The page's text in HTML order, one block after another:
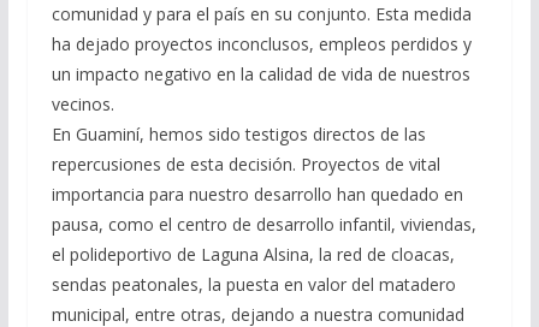
comunidad y para el país en su conjunto. Esta medida
ha dejado proyectos inconclusos, empleos perdidos y
un impacto negativo en la calidad de vida de nuestros
vecinos.
En Guaminí, hemos sido testigos directos de las
repercusiones de esta decisión. Proyectos de vital
importancia para nuestro desarrollo han quedado en
pausa, como el centro de desarrollo infantil, viviendas,
el polideportivo de Laguna Alsina, la red de cloacas,
sendas peatonales, la puesta en valor del matadero
municipal, entre otras, dejando a nuestra comunidad